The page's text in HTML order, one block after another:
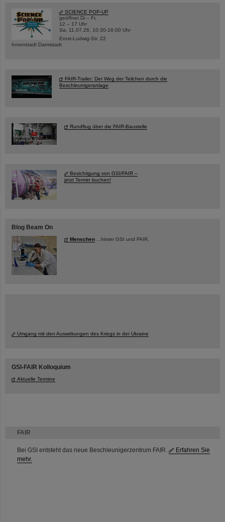
FAIR
Bei GSI entsteht das neue Beschleunigerzentrum FAIR.
Erfahren Sie
mehr.
SCIENCE POP-UP
geöffnet Di – Fr,
12 – 17 Uhr
Sa, 11.07.26, 10:30-16:00 Uhr
Ernst-Ludwig-Str. 22
Innenstadt Darmstadt
FAIR-Trailer: Der Weg der Teilchen durch die
Beschleunigeranlage
Rundflug über die FAIR-Baustelle
Besichtigung von GSI/FAIR –
jetzt Termin buchen!
Blog Beam On
Menschen ...hinter GSI und FAIR.
Umgang mit den Auswirkungen des Kriegs in der Ukraine
GSI-FAIR Kolloquium
Aktuelle Termine